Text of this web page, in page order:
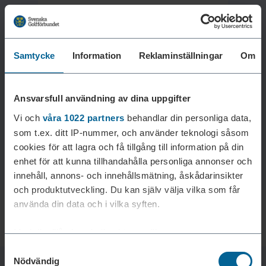
Samtycke Information Reklaminställningar Om
Ansvarsfull användning av dina uppgifter
Vi och våra 1022 partners behandlar din personliga data,
som t.ex. ditt IP-nummer, och använder teknologi såsom
cookies för att lagra och få tillgång till information på din
enhet för att kunna tillhandahålla personliga annonser och
innehåll, annons- och innehållsmätning, åskådarinsikter
och produktutveckling. Du kan själv välja vilka som får
använda din data och i vilka syften.
Med din tillåtelse skulle vi även vilja:
kan ha en noggrannhet på upp till flera meter
Nödvändig
Laddar reklam...